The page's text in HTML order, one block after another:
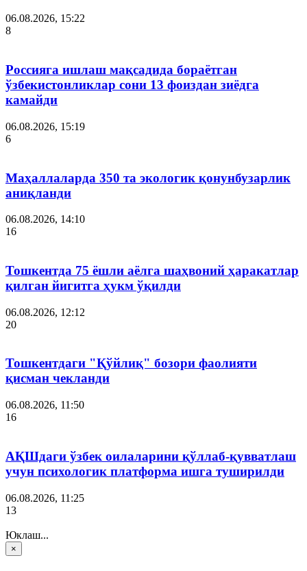
06.08.2026, 15:22
8
Россияга ишлаш мақсадида бораётган
ўзбекистонликлар сони 13 фоиздан зиёдга
камайди
06.08.2026, 15:19
6
Маҳаллаларда 350 та экологик қонунбузарлик
аниқланди
06.08.2026, 14:10
16
Тошкентда 75 ёшли аёлга шаҳвоний ҳаракатлар
қилган йигитга ҳукм ўқилди
06.08.2026, 12:12
20
Тошкентдаги "Қўйлиқ" бозори фаолияти
қисман чекланди
06.08.2026, 11:50
16
АҚШдаги ўзбек оилаларини қўллаб-қувватлаш
учун психологик платформа ишга туширилди
06.08.2026, 11:25
13
Юклаш...
×